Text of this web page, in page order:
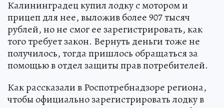
Калининградец купил лодку с мотором и
прицеп для нее, выложив более 907 тысяч
рублей, но не смог ее зарегистрировать, как
того требует закон. Вернуть деньги тоже не
получилось, тогда пришлось обращаться за
помощью в отдел защиты прав потребителей.
Как рассказали в Роспотребнадзоре региона,
чтобы официально зарегистрировать лодку в